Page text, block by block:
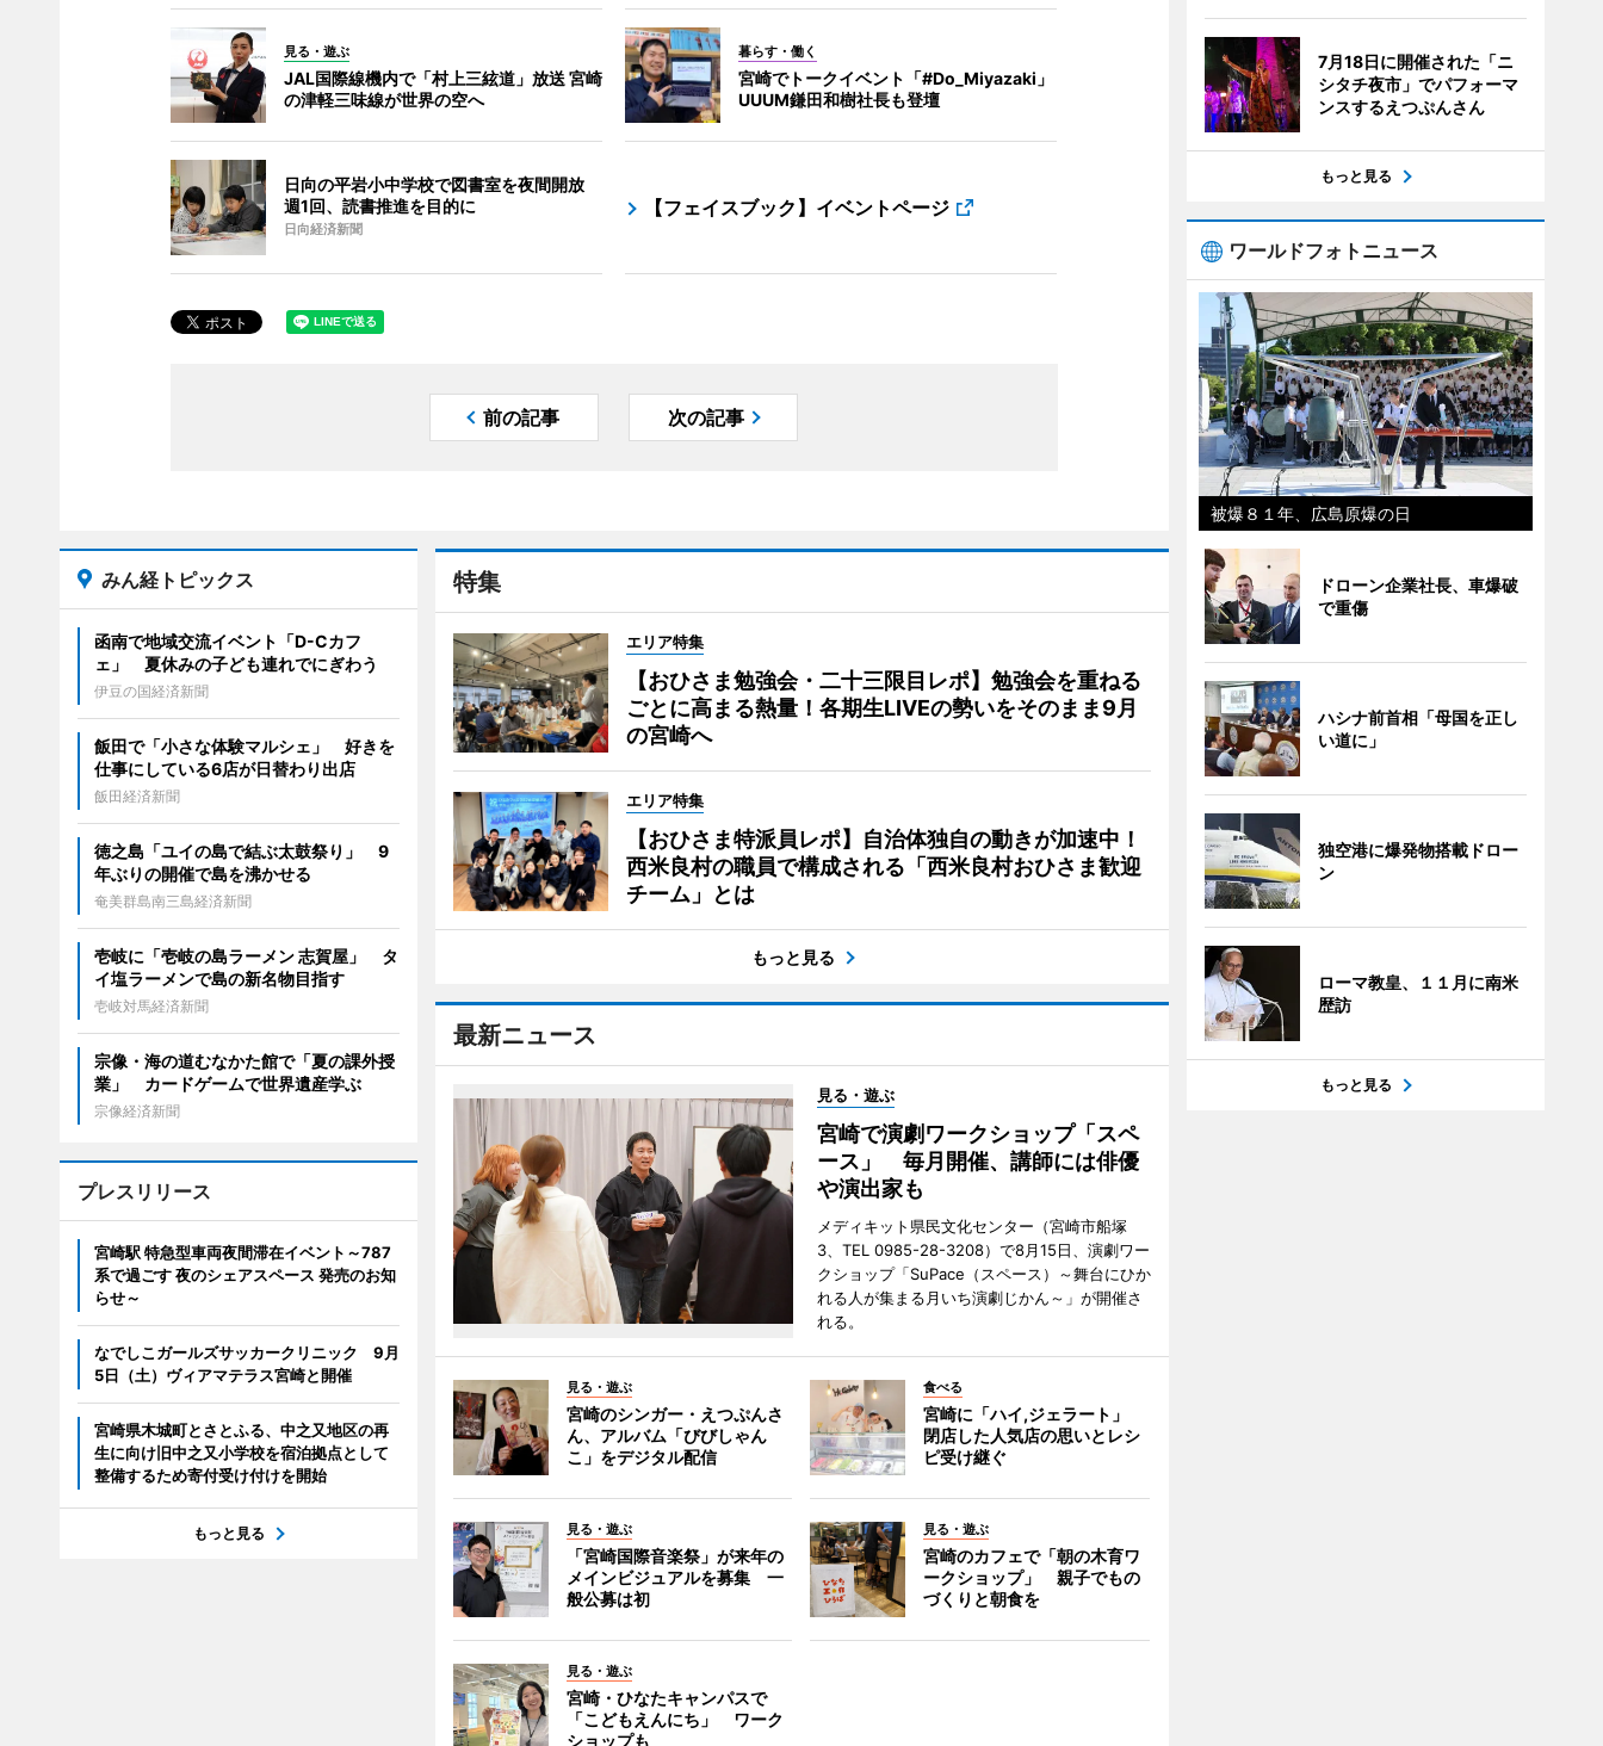
見る・遊ぶ
JAL国際線機内で「村上三絃道」放送 宮崎
の津軽三味線が世界の空へ
暮らす・働く
宮崎でトークイベント「#Do_Miyazaki」
UUUM鎌田和樹社長も登壇
日向の平岩小中学校で図書室を夜間開放
週1回、読書推進を目的に
日向経済新聞
【フェイスブック】イベントページ
前の記事 次の記事
特集
エリア特集
【おひさま勉強会・二十三限目レポ】勉強会を重ねる
ごとに高まる熱量！各期生LIVEの勢いをそのまま9月
の宮崎へ
エリア特集
【おひさま特派員レポ】自治体独自の動きが加速中！
西米良村の職員で構成される「西米良村おひさま歓迎
チーム」とは
もっと見る
最新ニュース
見る・遊ぶ
宮崎で演劇ワークショップ「スペ
ース」 毎月開催、講師には俳優
や演出家も
メディキット県民文化センター（宮崎市船塚
3、TEL 0985-28-3208）で8月15日、演劇ワー
クショップ「SuPace（スペース）～舞台にひか
れる人が集まる月いち演劇じかん～」が開催さ
れる。
見る・遊ぶ
宮崎のシンガー・えつぷんさ
ん、アルバム「びびしゃん
こ」をデジタル配信
食べる
宮崎に「ハイ,ジェラート」
閉店した人気店の思いとレシ
ピ受け継ぐ
見る・遊ぶ
「宮崎国際音楽祭」が来年の
メインビジュアルを募集 一
般公募は初
見る・遊ぶ
宮崎のカフェで「朝の木育ワ
ークショップ」 親子でもの
づくりと朝食を
見る・遊ぶ
宮崎・ひなたキャンパスで
「こどもえんにち」 ワーク
ショップも
みん経トピックス
函南で地域交流イベント「D-Cカフ
ェ」 夏休みの子ども連れでにぎわう
伊豆の国経済新聞
飯田で「小さな体験マルシェ」 好きを
仕事にしている6店が日替わり出店
飯田経済新聞
徳之島「ユイの島で結ぶ太鼓祭り」 9
年ぶりの開催で島を沸かせる
奄美群島南三島経済新聞
壱岐に「壱岐の島ラーメン 志賀屋」 タ
イ塩ラーメンで島の新名物目指す
壱岐対馬経済新聞
宗像・海の道むなかた館で「夏の課外授
業」 カードゲームで世界遺産学ぶ
宗像経済新聞
プレスリリース
宮崎駅 特急型車両夜間滞在イベント～787
系で過ごす 夜のシェアスペース 発売のお知
らせ～
なでしこガールズサッカークリニック 9月
5日（土）ヴィアマテラス宮崎と開催
宮崎県木城町とさとふる、中之又地区の再
生に向け旧中之又小学校を宿泊拠点として
整備するため寄付受け付けを開始
もっと見る
7月18日に開催された「ニ
シタチ夜市」でパフォーマ
ンスするえつぷんさん
もっと見る
ワールドフォトニュース
被爆８１年、広島原爆の日
ドローン企業社長、車爆破
で重傷
ハシナ前首相「母国を正し
い道に」
独空港に爆発物搭載ドロー
ン
ローマ教皇、１１月に南米
歴訪
もっと見る